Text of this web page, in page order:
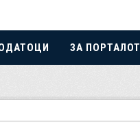
ЗА ПОРТАЛОТ